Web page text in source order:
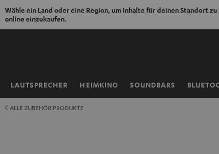
Wähle ein Land oder eine Region, um Inhalte für deinen Standort zu
online einzukaufen.
ZUM
LAUTSPRECHER HEIMKINO SOUNDBARS
Startseite
ALLE ZUBEHÖR PRODUKTE